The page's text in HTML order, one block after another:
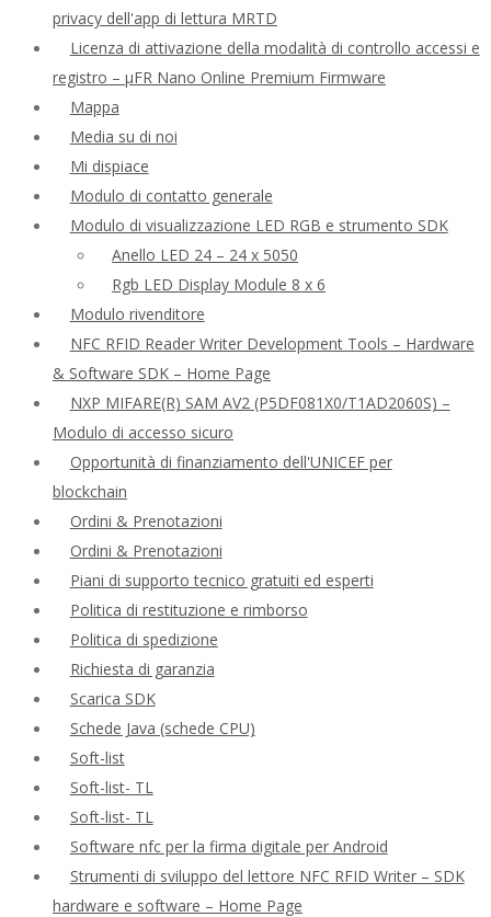
privacy dell'app di lettura MRTD
Licenza di attivazione della modalità di controllo accessi e
registro – μFR Nano Online Premium Firmware
Mappa
Media su di noi
Mi dispiace
Modulo di contatto generale
Modulo di visualizzazione LED RGB e strumento SDK
Anello LED 24 – 24 x 5050
Rgb LED Display Module 8 x 6
Modulo rivenditore
NFC RFID Reader Writer Development Tools – Hardware
& Software SDK – Home Page
NXP MIFARE(R) SAM AV2 (P5DF081X0/T1AD2060S) –
Modulo di accesso sicuro
Opportunità di finanziamento dell'UNICEF per
blockchain
Ordini & Prenotazioni
Ordini & Prenotazioni
Piani di supporto tecnico gratuiti ed esperti
Politica di restituzione e rimborso
Politica di spedizione
Richiesta di garanzia
Scarica SDK
Schede Java (schede CPU)
Soft-list
Soft-list- TL
Soft-list- TL
Software nfc per la firma digitale per Android
Strumenti di sviluppo del lettore NFC RFID Writer – SDK
hardware e software – Home Page